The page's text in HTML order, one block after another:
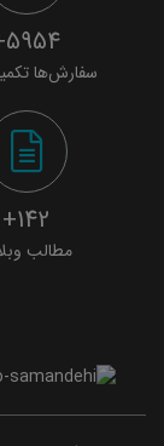
5954+
سفارش‌ها
142+
مطالب